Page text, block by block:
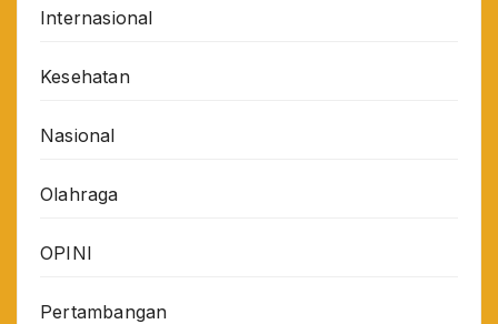
Internasional
Kesehatan
Nasional
Olahraga
OPINI
Pertambangan